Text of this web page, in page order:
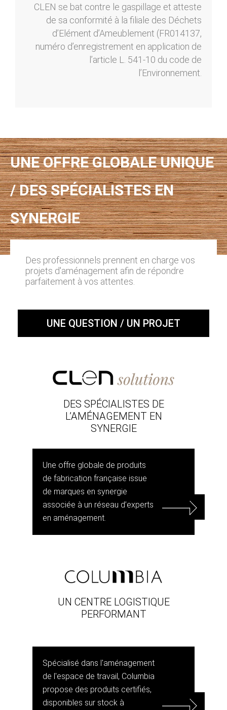
CLEN se bat contre le gaspillage et atteste
de sa conformité à la filiale des Déchets
d’Elément d’Ameublement (FR014137,
numéro d’enregistrement en application de
l’article L. 541-10 du code de
l’Environnement.
UNE OFFRE GLOBALE UNIQUE
/ DES SPÉCIALISTES EN
SYNERGIE
Des professionnels prennent en charge vos
projets d'aménagement afin de répondre
parfaitement à vos attentes.
UNE QUESTION / UN PROJET
DES SPÉCIALISTES DE
L’AMÉNAGEMENT EN
SYNERGIE
Une offre globale de produits
de fabrication française issue
de marques en synergie
associée à un réseau d’experts
en aménagement.
UN CENTRE LOGISTIQUE
PERFORMANT
Spécialisé dans l'aménagement
de l'espace de travail, Columbia
propose des produits certifiés,
disponibles sur stock à